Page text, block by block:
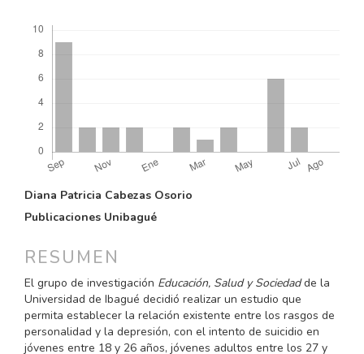
CONTENIDO
PRINCIPAL
ARTÍCULO
Diana Patricia Cabezas Osorio
Publicaciones Unibagué
RESUMEN
El grupo de investigación Educación, Salud y Sociedadde la
Universidad de Ibagué decidió realizar un estudio que
permita establecer la relación existente entre los rasgos de
personalidad y la depresión, con el intento de suicidio en
jóvenes entre 18 y 26 años, jóvenes adultos entre los 27 y